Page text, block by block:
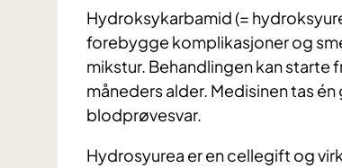
Hydroksykarbamid (=
forebygge komplikasjoner og
mikstur. Behandlingen kan starte
måneders alder. Medisinen tas
blodprøvesvar.
Hydrosyurea er en cellegift og